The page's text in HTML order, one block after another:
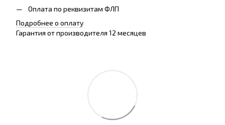
Оплата по реквизитам ФЛП
Подробнее о оплату
Гарантия от производителя 12 месяцев